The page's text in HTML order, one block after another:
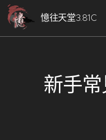
憶往天堂3.81C
新手